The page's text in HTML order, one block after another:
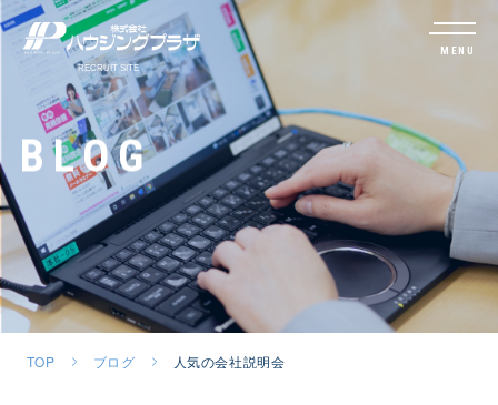
MENU
BLOG
TOP ブログ 人気の会社説明会